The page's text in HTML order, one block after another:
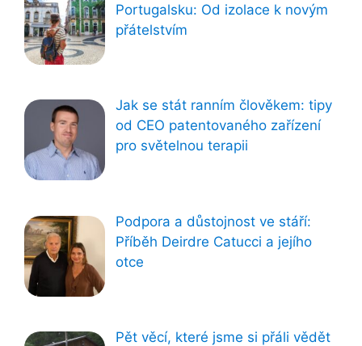
Portugalsku: Od izolace k novým
přátelstvím
Jak se stát ranním člověkem: tipy
od CEO patentovaného zařízení
pro světelnou terapii
Podpora a důstojnost ve stáří:
Příběh Deirdre Catucci a jejího
otce
Pět věcí, které jsme si přáli vědět